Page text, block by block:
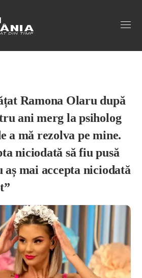
Ramona Olaru după
ani merg la psiholog
a mă rezolva pe mine.
niciodată să fiu pusă
aș mai accepta niciodată